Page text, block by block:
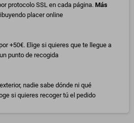
protocolo SSL en cada página. Más
placer online
por +50€. Elige si quieres que te llegue a
punto de recogida
nadie sabe dónde ni qué
si quieres recoger tú el pedido